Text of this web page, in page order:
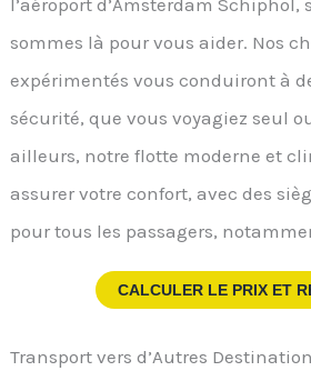
l’aéroport d’Amsterdam Schiphol,
sommes là pour vous aider. Nos
expérimentés vous conduiront à
sécurité, que vous voyagiez seul
ailleurs, notre flotte moderne et
assurer votre confort, avec des
pour tous les passagers,
CALCULER LE PRIX ET
Transport vers d’Autres